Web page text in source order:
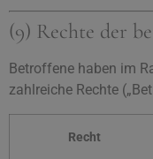
(9) Rechte der
Betroffene haben im
zahlreiche Rechte
Recht